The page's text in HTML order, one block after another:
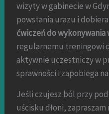
wizyty w gabinecie w
powstania urazu i
ćwiczeń do wykonywania
regularnemu treningowi
aktywnie uczestniczy w
sprawności i zapobiega
Jeśli czujesz ból przy
uścisku dłoni,